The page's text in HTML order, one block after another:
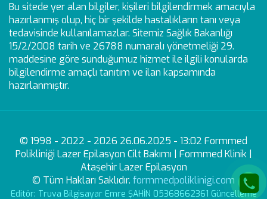
Bu sitede yer alan bilgiler, kişileri bilgilendirmek amacıyla
hazırlanmış olup, hiç bir şekilde hastalıkların tanı veya
tedavisinde kullanılamazlar. Sitemiz Sağlık Bakanlığı
15/2/2008 tarih ve 26788 numaralı yönetmeliği 29.
maddesine göre sunduğumuz hizmet ile ilgili konularda
bilgilendirme amaçlı tanıtım ve ilan kapsamında
hazırlanmıştır.
© 1998 - 2022 - 2026 26.06.2025 - 13:02 Formmed
Polikliniği Lazer Epilasyon Cilt Bakımı | Formmed Klinik |
Ataşehir Lazer Epilasyon
© Tüm Hakları Saklıdır. formmedpoliklinigi.com
Editör: Truva Bilgisayar Emre ŞAHİN 05368662361 Güncelleme